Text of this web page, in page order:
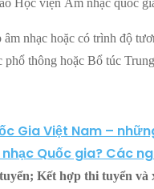
Học viện Âm nhạc quốc
nhạc hoặc có trình độ
thông hoặc Bổ túc
Gia Việt Nam –
nhạc Quốc gia? Các
Kết hợp thi tuyển và